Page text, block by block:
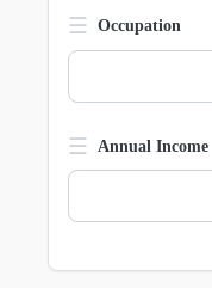
☰ Occupation
☰ Annual Income